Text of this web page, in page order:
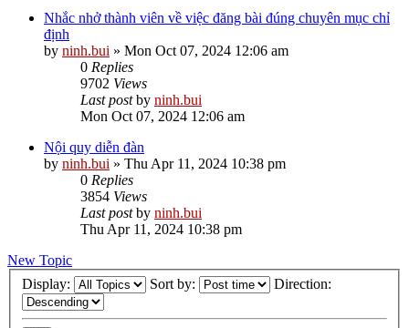
Nhắc nhở thành viên về việc đăng bài đúng chuyên mục chỉ
định
by ninh.bui » Mon Oct 07, 2024 12:06 am
0 Replies
9702 Views
Last postby ninh.bui
Mon Oct 07, 2024 12:06 am
Nội quy diễn đàn
by ninh.bui » Thu Apr 11, 2024 10:38 pm
0 Replies
3854 Views
Last postby ninh.bui
Thu Apr 11, 2024 10:38 pm
New Topic
Display:
Sort by: Direction: